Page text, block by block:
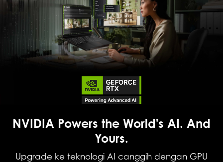
NVIDIA Powers the World's AI. And
Yours.
Upgrade ke teknologi AI canggih dengan GPU